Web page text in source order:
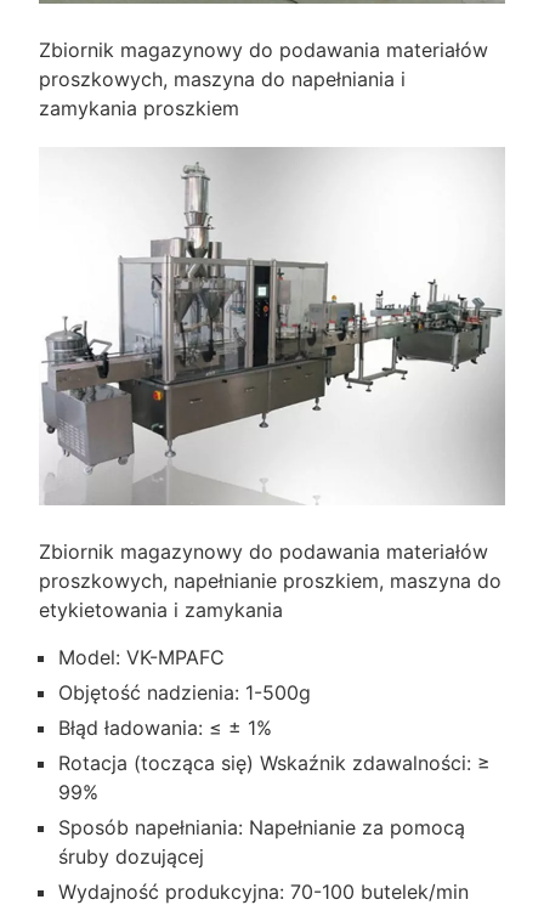
Zbiornik magazynowy do podawania materiałów
proszkowych, maszyna do napełniania i
zamykania proszkiem
Zbiornik magazynowy do podawania materiałów
proszkowych, napełnianie proszkiem, maszyna do
etykietowania i zamykania
Model: VK-MPAFC
Objętość nadzienia: 1-500g
Błąd ładowania: ≤ ± 1%
Rotacja (tocząca się) Wskaźnik zdawalności: ≥
99%
Sposób napełniania: Napełnianie za pomocą
śruby dozującej
Wydajność produkcyjna: 70-100 butelek/min